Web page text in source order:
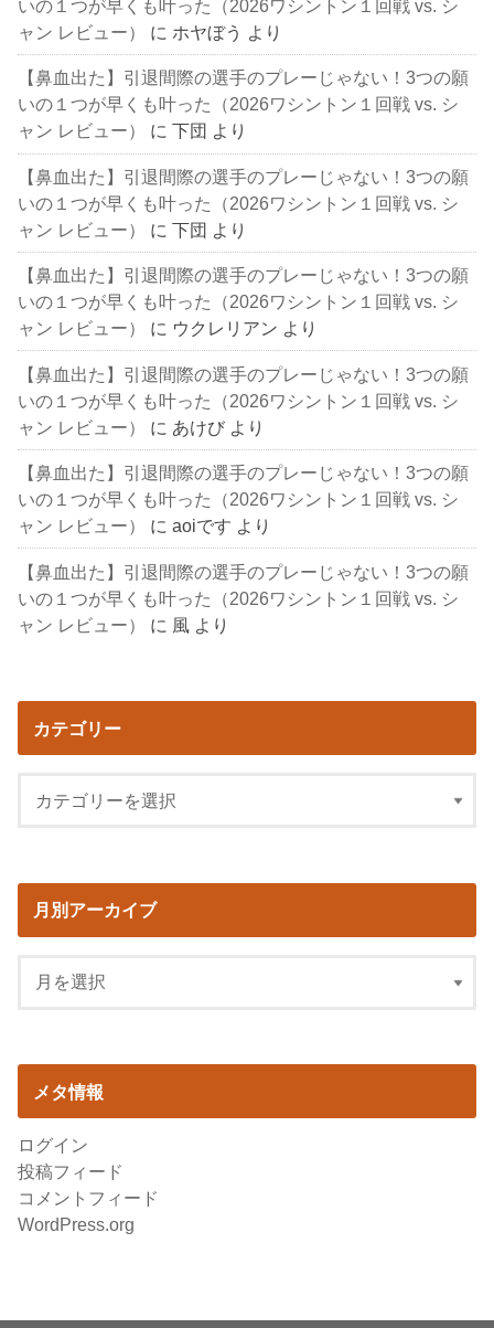
いの１つが早くも叶った（2026ワシントン１回戦 vs. シ
ャン レビュー）
に ホヤぼう より
【鼻血出た】引退間際の選手のプレーじゃない！3つの願
いの１つが早くも叶った（2026ワシントン１回戦 vs. シ
ャン レビュー）
に下団 より
【鼻血出た】引退間際の選手のプレーじゃない！3つの願
いの１つが早くも叶った（2026ワシントン１回戦 vs. シ
ャン レビュー）
に下団 より
【鼻血出た】引退間際の選手のプレーじゃない！3つの願
いの１つが早くも叶った（2026ワシントン１回戦 vs. シ
ャン レビュー）
に ウクレリアン より
【鼻血出た】引退間際の選手のプレーじゃない！3つの願
いの１つが早くも叶った（2026ワシントン１回戦 vs. シ
ャン レビュー）
に あけび より
【鼻血出た】引退間際の選手のプレーじゃない！3つの願
いの１つが早くも叶った（2026ワシントン１回戦 vs. シ
ャン レビュー）
にaoiです より
【鼻血出た】引退間際の選手のプレーじゃない！3つの願
いの１つが早くも叶った（2026ワシントン１回戦 vs. シ
ャン レビュー）
に 風 より
カテゴリー
月別アーカイブ
メタ情報
ログイン
投稿フィード
コメントフィード
WordPress.org